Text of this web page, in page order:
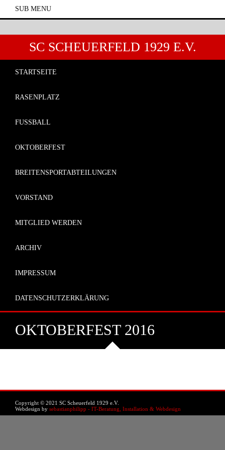
SUB MENU
SC SCHEUERFELD 1929 E.V.
STARTSEITE
RASENPLATZ
FUSSBALL
OKTOBERFEST
BREITENSPORTABTEILUNGEN
VORSTAND
MITGLIED WERDEN
ARCHIV
IMPRESSUM
DATENSCHUTZERKLÄRUNG
OKTOBERFEST 2016
Copyright © 2021 SC Scheuerfeld 1929 e.V.
Webdesign by sebastianphilipp - IT-Beratung, Installation & Webdesign